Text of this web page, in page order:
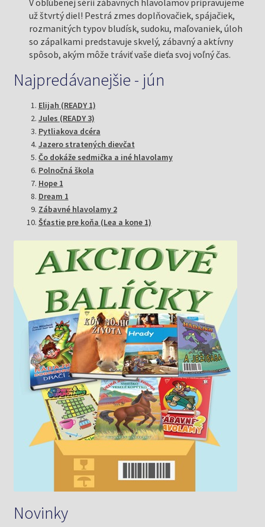
už štvrtý diel! Pestrá zmes doplňovačiek, spájačiek,
rozmanitých typov bludísk, sudoku, maľovaniek, úloh
so zápalkami predstavuje skvelý, zábavný a aktívny
spôsob, akým môže tráviť vaše dieťa svoj voľný čas.
Najpredávanejšie - jún
Elijah (READY 1)
Jules (READY 3)
Pytliakova dcéra
Jazero stratených dievčat
Čo dokáže sedmička a iné hlavolamy
Polnočná škola
Hope 1
Dream 1
Zábavné hlavolamy 2
Šťastie pre koňa (Lea a kone 1)
Novinky